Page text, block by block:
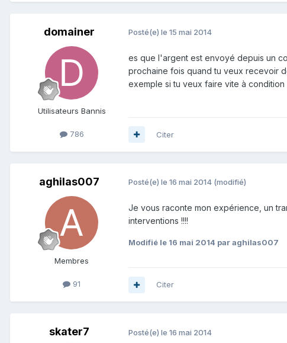
domainer
Utilisateurs Bannis
786
Posté(e) le 15 mai 2014
es que l'argent est envoyé depuis un
prochaine fois quand tu veux recevoir
exemple si tu veux faire vite à
Citer
aghilas007
Membres
91
Posté(e) le 16 mai 2014 (modifié)
Je vous raconte mon expérience, un
interventions !!!!
Modifié le 16 mai 2014 par aghilas007
Citer
skater7 Posté(e) le 16 mai 2014